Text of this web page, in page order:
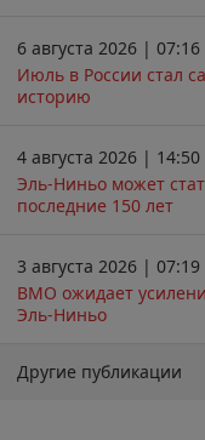
6 августа 2026 | 07:16
Июль в России стал
историю
4 августа 2026 | 14:50
Эль-Ниньо может
последние 150 лет
3 августа 2026 | 07:19
ВМО ожидает
Эль-Ниньо
Другие публикации